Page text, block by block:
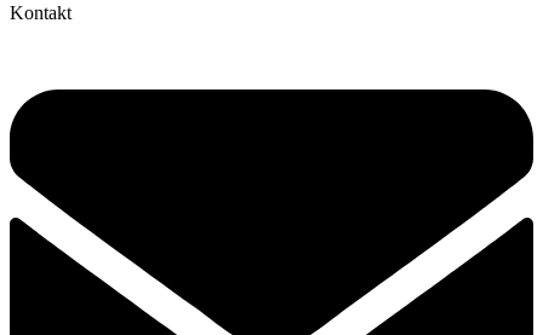
Kontakt